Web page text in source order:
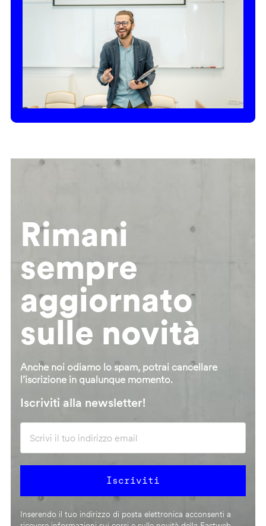
Rimani
sempre
aggiornato
sulle novità
Anche noi odiamo lo spam, potrai cancellare
l’iscrizione in qualunque momento.
Iscriviti alla newsletter!
Inserendo il tuo indirizzo di posta elettronica acconsenti a